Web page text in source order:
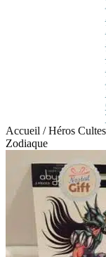
Accueil /Héros Cultes
Zodiaque